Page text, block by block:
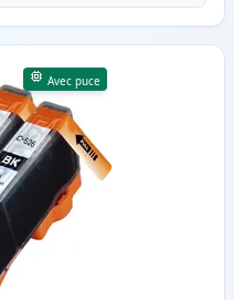
Avec puce